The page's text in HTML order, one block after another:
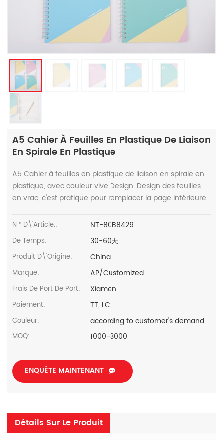
A5 Cahier À Feuilles En Plastique De Liaison
En Spirale En Plastique
A5 Cahier à feuilles en plastique de liaison en spirale en
plastique, avec couleur vive Design. Design des feuilles
en vrac, c'est pratique pour remplacer la page intérieure
N ° D\'article.: NT-80B8429
De Temps: 30-60天
Produit D\'Origine: China
Marque: AP/Customized
Frais De Port De Port: Xiamen
Paiement: TT, LC
Couleur: according to customer's demand
MOQ: 1000-3000
ENQUÊTE MAINTENANT
Détails Sur Le Produit